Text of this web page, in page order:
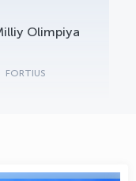
Olimpiya
FORTIUS